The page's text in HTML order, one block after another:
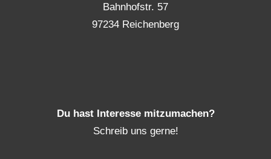
Bahnhofstr. 57
97234 Reichenberg
Du hast Interesse mitzumachen?
Schreib uns gerne!